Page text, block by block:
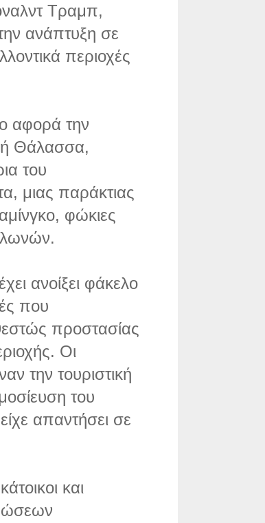
Τραμπ,
την ανάπτυξη σε
περιοχές
αφορά την
Θάλασσα,
του
μιας παράκτιας
φώκιες
ανοίξει φάκελο
που
προστασίας
Οι
την τουριστική
του
απαντήσει σε
και